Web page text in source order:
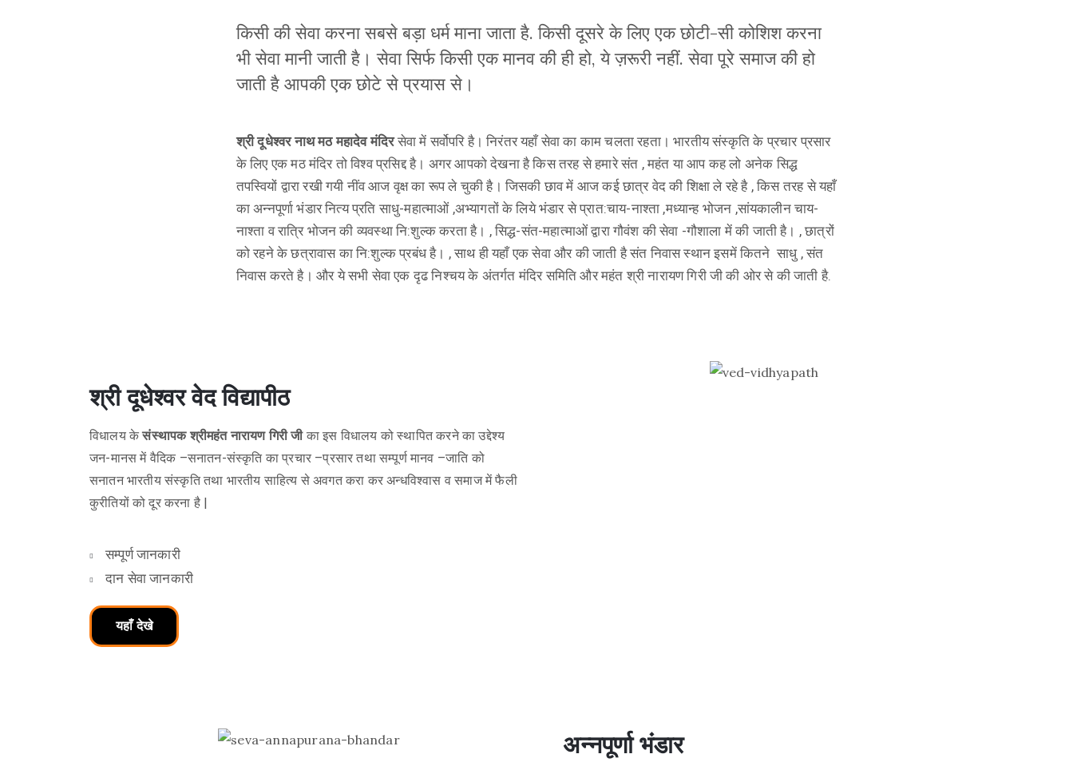
किसी की सेवा करना सबसे बड़ा धर्म माना जाता है. किसी दूसरे के लिए एक छोटी-सी कोशिश करना
भी सेवा मानी जाती है। सेवा सिर्फ किसी एक मानव की ही हो, ये ज़रूरी नहीं. सेवा पूरे समाज की हो
जाती है आपकी एक छोटे से प्रयास से।
श्री दूधेश्वर नाथ मठ महादेव मंदिरसेवा में सर्वोपरि है। निरंतर यहाँ सेवा का काम चलता रहता। भारतीय संस्कृति के प्रचार प्रसार
के लिए एक मठ मंदिर तो विश्व प्रसिद्द है। अगर आपको देखना है किस तरह से हमारे संत , महंत या आप कह लो अनेक सिद्ध
तपस्वियों द्वारा रखी गयी नींव आज वृक्ष का रूप ले चुकी है। जिसकी छाव में आज कई छात्र वेद की शिक्षा ले रहे है , किस तरह से यहाँ
का अन्नपूर्णा भंडार नित्य प्रति साधु-महात्माओं ,अभ्यागतों के लिये भंडार से प्रात:चाय-नाश्ता ,मध्यान्ह भोजन ,सांयकालीन चाय-
नाश्ता व रात्रि भोजन की व्यवस्था नि:शुल्क करता है। , सिद्ध-संत-महात्माओं द्वारा गौवंश की सेवा -गौशाला में की जाती है। , छात्रों
को रहने के छत्रावास का नि:शुल्क प्रबंध है। , साथ ही यहाँ एक सेवा और की जाती है संत निवास स्थान इसमें कितने साधु , संत
निवास करते है। और ये सभी सेवा एक दृढ निश्चय के अंतर्गत मंदिर समिति और महंत श्री नारायण गिरी जी की ओर से की जाती है.
श्री दूधेश्वर वेद विद्यापीठ
विधालय केसंस्थापक श्रीमहंत नारायण गिरी जी का इस विधालय को स्थापित करने का उद्देश्य
जन-मानस में वैदिक –सनातन-संस्कृति का प्रचार –प्रसार तथा सम्पूर्ण मानव –जाति को
सनातन भारतीय संस्कृति तथा भारतीय साहित्य से अवगत करा कर अन्धविश्वास व समाज में फैली
कुरीतियों को दूर करना है |
सम्पूर्ण जानकारी
दान सेवा जानकारी
यहाँ देखे
अन्नपूर्णा भंडार